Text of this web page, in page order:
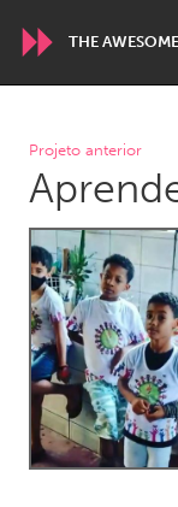
THE
WORLDWIDE
Conservation and
ARMENIA
Javakhk
AUSTRALIA
Adelaide
Projeto anterior